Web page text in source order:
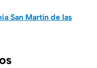
San Martín de las